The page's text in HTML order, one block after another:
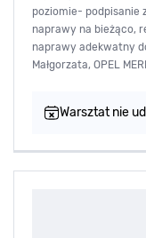
poziomie- podpisanie
naprawy na bieżąco,
naprawy adekwatny
Małgorzata, OPEL
Warsztat nie